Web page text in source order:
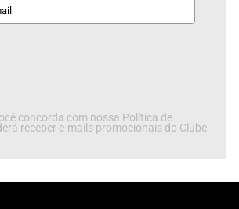
concorda com nossa Política de
receber e-mails promocionais do Clube